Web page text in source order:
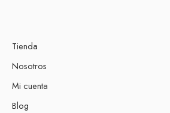
Tienda
Nosotros
Mi cuenta
Blog